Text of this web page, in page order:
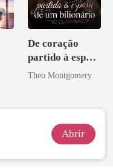
De coração
partido à esposa
de um bilionário
Theo Montgomery
Abrir